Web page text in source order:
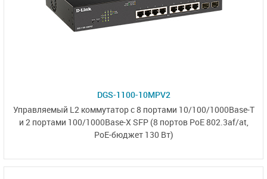
DGS-1100-10MPV2
Управляемый L2 коммутатор с 8 портами 10/100/1000Base-T
и 2 портами 100/1000Base-X SFP (8 портов PoE 802.3af/at,
PoE-бюджет 130 Вт)